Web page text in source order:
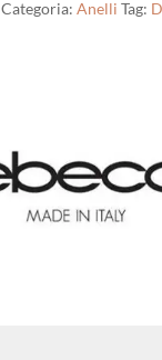
Categoria: Anelli Tag: